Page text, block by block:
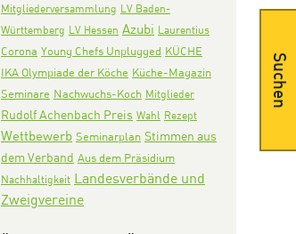
Mitgliederversammlung LV Baden-
Württemberg LV Hessen Azubi Laurentius
Corona Young Chefs Unplugged KÜCHE
IKA Olympiade der Köche Küche-Magazin
Seminare Nachwuchs-Koch Mitglieder
Rudolf Achenbach Preis Wahl Rezept
Wettbewerb Seminarplan Stimmen aus
dem Verband Aus dem Präsidium
Nachhaltigkeit Landesverbände und
Zweigvereine
Suchen